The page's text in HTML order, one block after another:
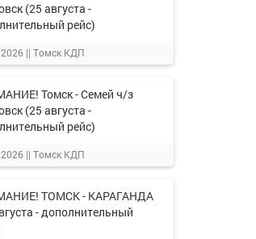
(25 августа -
рейс)
|| Томск КДП
Томск - Семей ч/з
(25 августа -
рейс)
|| Томск КДП
ТОМСК - КАРАГАНДА
- дополнительный